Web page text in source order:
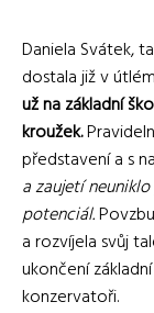
Daniela Svátek,
dostala již v
už na základní
kroužek.
představení a s
a zaujetí
potenciál.
a rozvíjela svůj
ukončení
konzervatoři.